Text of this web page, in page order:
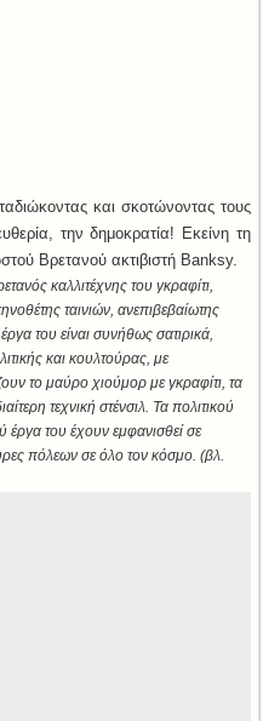
και σκοτώνοντας τους
την δημοκρατία! Εκείνη τη
Βρετανού ακτιβιστή Banksy.
καλλιτέχνης του γκραφίτι,
ταινιών, ανεπιβεβαίωτης
του είναι συνήθως σατιρικά,
και κουλτούρας, με
το μαύρο χιούμορ με γκραφίτι, τα
τεχνική στένσιλ. Τα πολιτικού
έργα του έχουν εμφανισθεί σε
πόλεων σε όλο τον κόσμο. (βλ.